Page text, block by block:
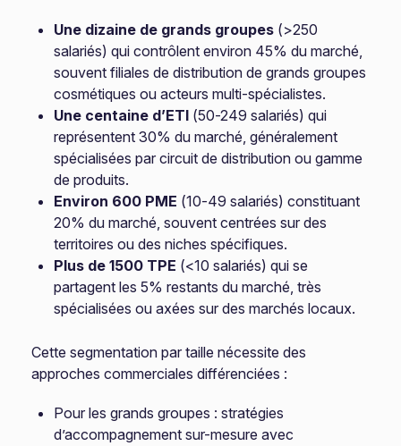
Une dizaine de grands groupes (>250
salariés) qui contrôlent environ 45% du marché,
souvent filiales de distribution de grands groupes
cosmétiques ou acteurs multi-spécialistes.
Une centaine d’ETI (50-249 salariés) qui
représentent 30% du marché, généralement
spécialisées par circuit de distribution ou gamme
de produits.
Environ 600 PME (10-49 salariés) constituant
20% du marché, souvent centrées sur des
territoires ou des niches spécifiques.
Plus de 1500 TPE (<10 salariés) qui se
partagent les 5% restants du marché, très
spécialisées ou axées sur des marchés locaux.
Cette segmentation par taille nécessite des
approches commerciales différenciées :
Pour les grands groupes : stratégies
d’accompagnement sur-mesure avec